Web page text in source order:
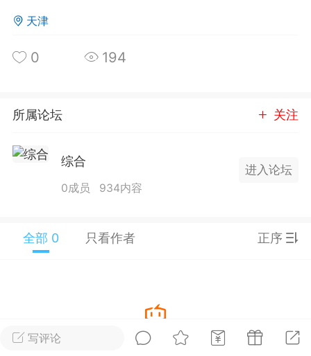
黄金一次一单1.0你们期待的一次一单
2026.03.17 数据表现...
2024年 狼行天下A03.01软件大更
EA 增加货币版EA
写评论
天津
0 194
所属论坛 关注
综合
0成员 934内容
进入论坛
全部 0 只看作者 正序
暂没有数据